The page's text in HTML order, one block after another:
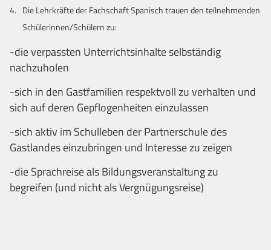
Die Lehrkräfte der Fachschaft Spanisch trauen den teilnehmenden
Schülerinnen/Schülern zu:
-die verpassten Unterrichtsinhalte selbständig
nachzuholen
-sich in den Gastfamilien respektvoll zu verhalten und
sich auf deren Gepflogenheiten einzulassen
-sich aktiv im Schulleben der Partnerschule des
Gastlandes einzubringen und Interesse zu zeigen
-die Sprachreise als Bildungsveranstaltung zu
begreifen (und nicht als Vergnügungsreise)